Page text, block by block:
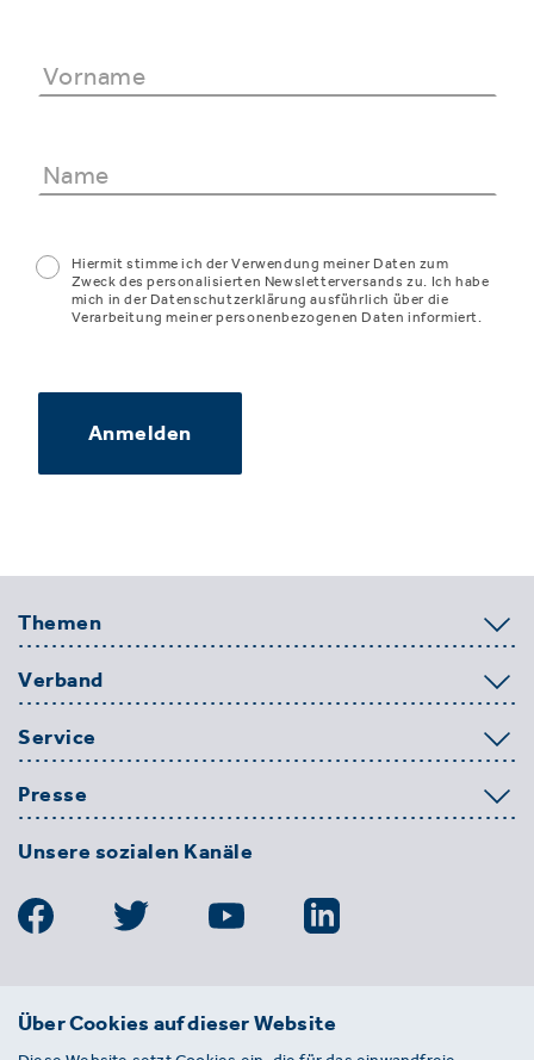
Hiermit stimme ich der Verwendung meiner Daten zum
Zweck des personalisierten Newsletterversands zu. Ich habe
mich in der Datenschutzerklärung ausführlich über die
Verarbeitung meiner personenbezogenen Daten informiert.
Anmelden
Themen
Verband
Service
Presse
Unsere sozialen Kanäle
BDE
Über Cookies auf dieser Website